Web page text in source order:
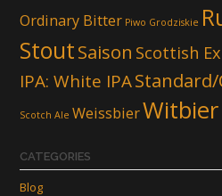
Ordinary Bitter Piwo Grodziskie
StoutSaison Scottish
IPA: White IPA
Scotch Ale WeissbierWitbier
CATEGORIES
Blog